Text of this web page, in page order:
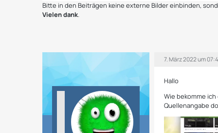
Bitte in den Beiträgen keine externe Bilder einbinden,
Vielen dank.
7. März 2022 um
Hallo
Wie bekomme
Quellenangabe